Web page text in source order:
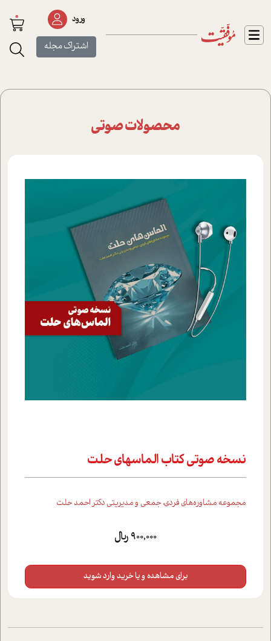
ورود
اشتراک مجله
0
محصولات صوتی
نسخه صوتي کتاب الماسهاي حلت
مجموعه مشاوره‌هاي فردي، جمعي و مديريتي دکتر احمد حلت
900,000 ریال
برای مشاهده و یا خرید وارد شوید